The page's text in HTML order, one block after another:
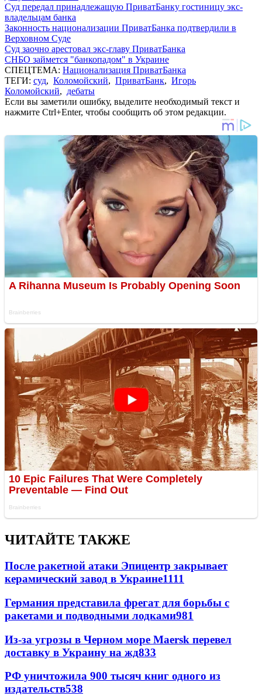
Суд передал принадлежащую ПриватБанку гостиницу экс-
владельцам банка
Законность национализации ПриватБанка подтвердили в
Верховном Суде
Суд заочно арестовал экс-главу ПриватБанка
СНБО займется "банкопадом" в Украине
СПЕЦТЕМА: Национализация ПриватБанка
ТЕГИ: суд, Коломойский, ПриватБанк, Игорь
Коломойский, дебаты
Если вы заметили ошибку, выделите необходимый текст и
нажмите Ctrl+Enter, чтобы сообщить об этом редакции.
ЧИТАЙТЕ ТАКЖЕ
После ракетной атаки Эпицентр закрывает
керамический завод в Украине1111
Германия представила фрегат для борьбы с
ракетами и подводными лодками981
Из-за угрозы в Черном море Maersk перевел
доставку в Украину на жд833
РФ уничтожила 900 тысяч книг одного из
издательств538